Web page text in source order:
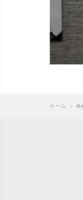
ホーム ＞